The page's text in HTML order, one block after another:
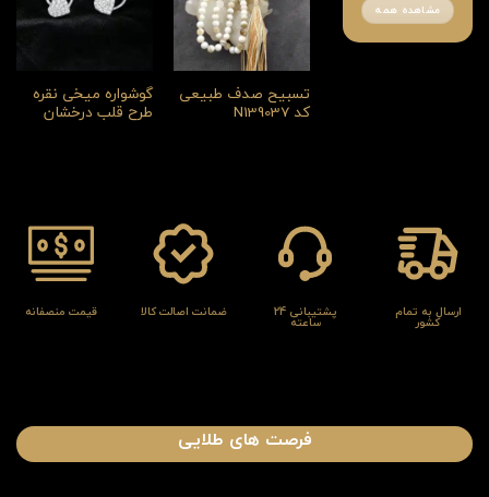
مشاهده همه
تسبیح صدف طبیعی
کد N139037
گوشواره میخی نقره
طرح قلب درخشان
ارسال به تمام
کشور
پشتیبانی 24
ساعته
ضمانت اصالت کالا قیمت منصفانه
فرصت های طلایی